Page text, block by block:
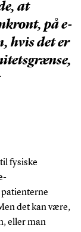
at
på e-
hvis det er
fysiske
det kan være,
eller man